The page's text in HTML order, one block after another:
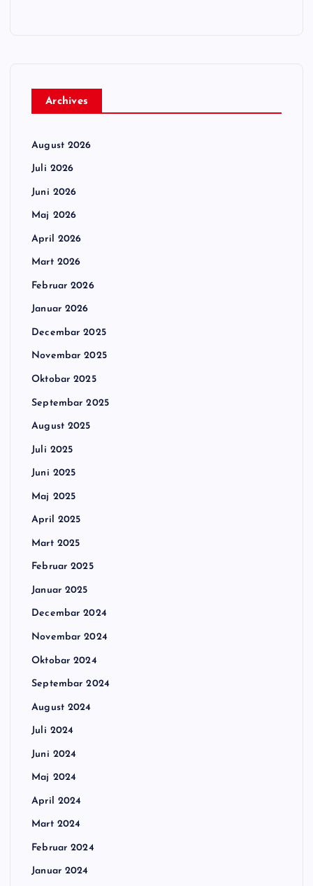
Archives
August 2026
Juli 2026
Juni 2026
Maj 2026
April 2026
Mart 2026
Februar 2026
Januar 2026
Decembar 2025
Novembar 2025
Oktobar 2025
Septembar 2025
August 2025
Juli 2025
Juni 2025
Maj 2025
April 2025
Mart 2025
Februar 2025
Januar 2025
Decembar 2024
Novembar 2024
Oktobar 2024
Septembar 2024
August 2024
Juli 2024
Juni 2024
Maj 2024
April 2024
Mart 2024
Februar 2024
Januar 2024